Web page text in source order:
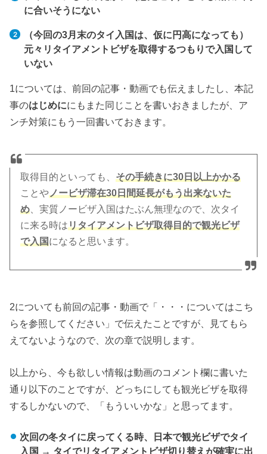
に合いそうにない
（今回の3月末のタイ入国は、仮に円高になっても）
元々リタイアメントビザを取得するつもりで入国して
いない
1については、前回の記事・動画でも伝えましたし、本記
事のはじめににもまた同じことを書いおきましたが、ア
ンチ対策にもう一回書いておきます。
取得目的といっても、その手続きに30日以上かかる
ことやノービザ滞在30日間延長がもう出来ないた
め、実質ノービザ入国はたぶん無理なので、次タイ
に来る時はリタイアメントビザ取得目的で観光ビザ
で入国になると思います。
2についても前回の記事・動画で「・・・についてはこち
らを参照してください」で伝えたことですが、見てもら
えてないようなので、次の章で説明します。
以上から、今も欲しい情報は動画のコメント欄に書いた
通り以下のことですが、どっちにしても観光ビザを取得
するしかないので、「もういいかな」と思ってます。
次回の冬タイに戻ってくる時、日本で観光ビザでタイ
入国 → タイでリタイアメントビザ切り替えが確実に出